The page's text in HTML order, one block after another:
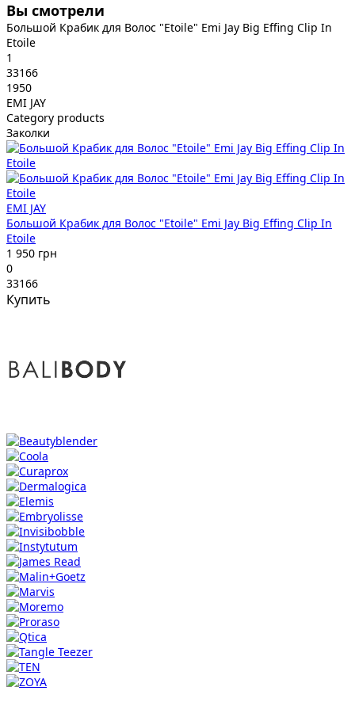
Вы смотрели
Большой Крабик для Волос "Etoile" Emi Jay Big Effing Clip In
Etoile
1
33166
1950
EMI JAY
Category products
Заколки
EMI JAY
Большой Крабик для Волос "Etoile" Emi Jay Big Effing Clip In
Etoile
1 950 грн
0
33166
Купить